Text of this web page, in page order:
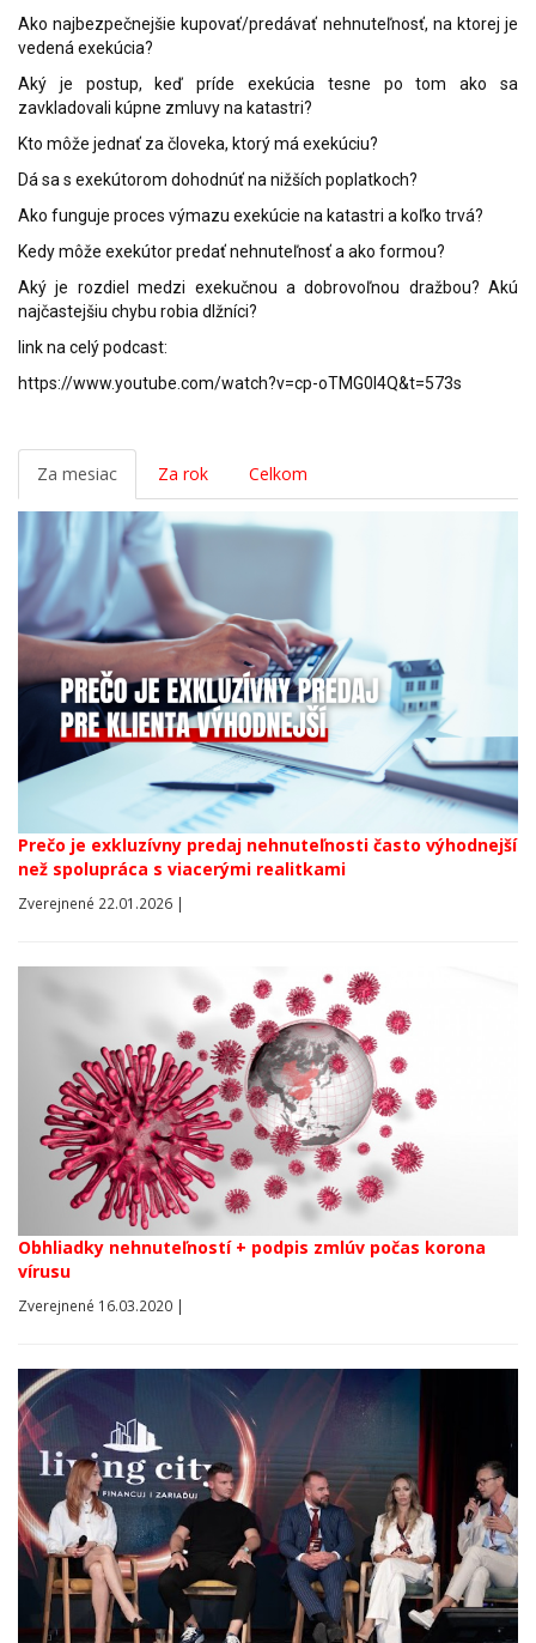
Ako najbezpečnejšie kupovať/predávať nehnuteľnosť, na ktorej je
vedená exekúcia?
Aký je postup, keď príde exekúcia tesne po tom ako sa
zavkladovali kúpne zmluvy na katastri?
Kto môže jednať za človeka, ktorý má exekúciu?
Dá sa s exekútorom dohodnúť na nižších poplatkoch?
Ako funguje proces výmazu exekúcie na katastri a koľko trvá?
Kedy môže exekútor predať nehnuteľnosť a ako formou?
Aký je rozdiel medzi exekučnou a dobrovoľnou dražbou? Akú
najčastejšiu chybu robia dlžníci?
link na celý podcast:
https://www.youtube.com/watch?v=cp-oTMG0I4Q&t=573s
Za mesiac Za rok Celkom
Prečo je exkluzívny predaj nehnuteľnosti často výhodnejší
než spolupráca s viacerými realitkami
Zverejnené 22.01.2026 |
Obhliadky nehnuteľností + podpis zmlúv počas korona
vírusu
Zverejnené 16.03.2020 |